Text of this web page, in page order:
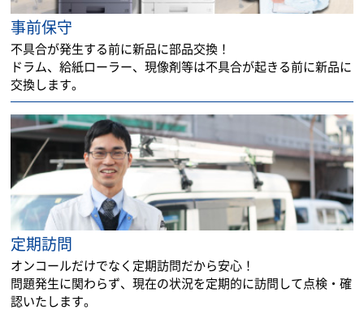
事前保守
不具合が発生する前に新品に部品交換！
ドラム、給紙ローラー、現像剤等は不具合が起きる前に新品に
交換します。
定期訪問
オンコールだけでなく定期訪問だから安心！
問題発生に関わらず、現在の状況を定期的に訪問して点検・確
認いたします。